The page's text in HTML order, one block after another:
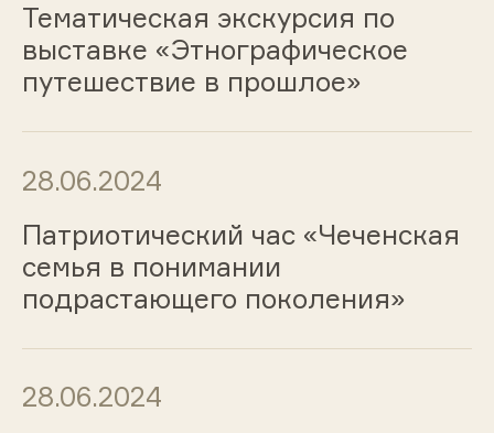
Тематическая экскурсия по
выставке «Этнографическое
путешествие в прошлое»
28.06.2024
Патриотический час «Чеченская
семья в понимании
подрастающего поколения»
28.06.2024